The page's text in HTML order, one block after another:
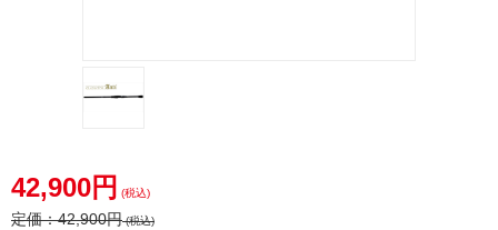
42,900円 (税込)
定価：42,900円(税込)